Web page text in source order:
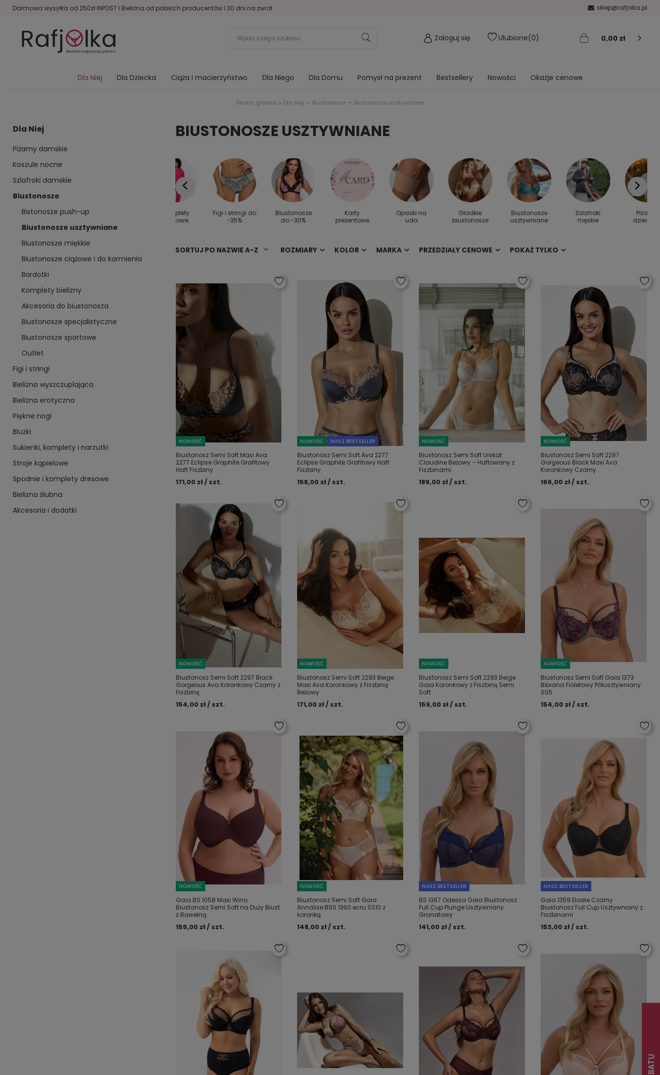
Darmowa wysyłka od 250zł INPOST I Bielizna od polskich producentów I 30 dni na zwrot sklep@rafjolka.pl
Zaloguj się Ulubione 0 0,00 zł
Dla Niej Dla Dziecka Ciąża i macierzyństwo Dla Niego Dla Domu Pomysł na prezent Bestsellery Nowości Okazje cenowe
Strona główna Dla Niej Biustonosze Biustonosze usztywniane
Dla Niej
Piżamy damskie
Koszule nocne
Szlafroki damskie
Biustonosze
Bistonosze push-up
Biustonosze usztywniane
Biustonosze miękkie
Biustonosze ciążowe i do karmienia
Bardotki
Komplety bielizny
Akcesoria do biustonosza
Biustonosze specjalistyczne
Biustonosze sportowe
Outlet
Figi i stringi
Bielizna wyszczuplająca
Bielizna erotyczna
Piękne nogi
Bluzki
Sukienki, komplety i narzutki
Stroje kąpielowe
Spodnie i komplety dresowe
Bielizna ślubna
Akcesoria i dodatki
BIUSTONOSZE USZTYWNIANE
Kolanówki
Komplety
dresowe
Figi i stringi do
-35%
Biustonosze
do -30%
Karty
prezentowe
Opaski na
uda
Gładkie
biustonosze
Biustonosze
usztywniane
Szlafroki
męskie
Piżamy
SORTUJ PO NAZWIE A-Z ROZMIARY KOLOR MARKA PRZEDZIAŁY CENOWE POKAŻ TYLKO
NOWOŚĆ
Biustonosz Semi Soft Maxi Ava
2277 Eclipse Graphite Grafitowy
Haft Fiszbiny
171,00 zł / szt.
NOWOŚĆ NASZ BESTSELLER
Biustonosz Semi Soft Ava 2277
Eclipse Graphite Grafitowy Haft
Fiszbiny
158,00 zł / szt.
NOWOŚĆ
Biustonosz Semi Soft Unikat
Claudine Beżowy – Haftowany z
Fiszbinami
189,00 zł / szt.
NOWOŚĆ
Biustonosz Semi Soft 2297
Gorgeous Black Maxi Ava
Koronkowy Czarny
166,00 zł / szt.
NOWOŚĆ
Biustonosz Semi Soft 2297 Black
Gorgeous Ava Koronkowy Czarny z
Fiszbiną
154,00 zł / szt.
NOWOŚĆ
Biustonosz Semi Soft 2293 Beige
Maxi Ava Koronkowy z Fiszbiną
Beżowy
171,00 zł / szt.
NOWOŚĆ
Biustonosz Semi Soft 2293 Beige
Gaia Koronkowy z Fiszbiną Semi
Soft
159,00 zł / szt.
NOWOŚĆ
Biustonosz Semi Soft Gaia 1373
Bibiana Fioletowy Półusztywniany
SS5
154,00 zł / szt.
NOWOŚĆ
Gaia BS 1058 Maxi Wino
Biustonosz Semi Soft na Duży Biust
z Bawełną
159,00 zł / szt.
NOWOŚĆ
Biustonosz Semi Soft Gaia
Annalise BS0 1360 ecru SS10 z
koronką
148,00 zł / szt.
NASZ BESTSELLER
BS 1367 Odessa Gaia Biustonosz
Full Cup Plunge Usztywniany
Granatowy
141,00 zł / szt.
NASZ BESTSELLER
Gaia 1359 Elodie Czarny
Biustonosz Full Cup Usztywniany z
Fiszbinami
153,00 zł / szt.